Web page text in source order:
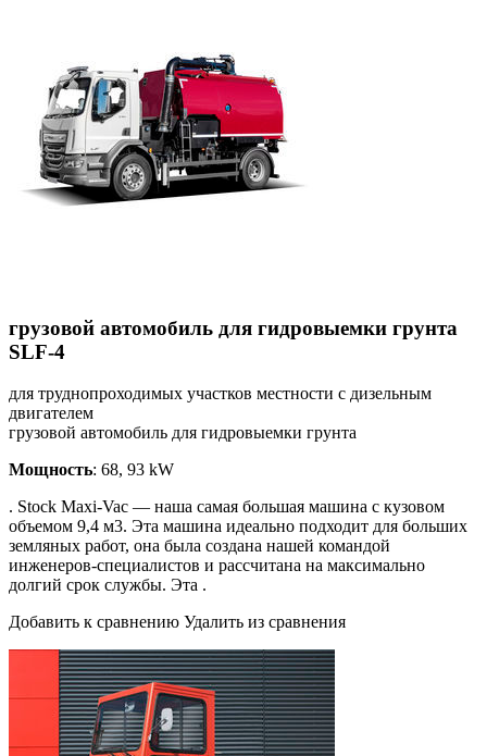
грузовой автомобиль для гидровыемки грунта
SLF-4
для труднопроходимых участков местности с дизельным
двигателем
грузовой автомобиль для гидровыемки грунта
Мощность: 68, 93 kW
. Stock Maxi-Vac — наша самая большая машина с кузовом
объемом 9,4 м3. Эта машина идеально подходит для больших
земляных работ, она была создана нашей командой
инженеров-специалистов и рассчитана на максимально
долгий срок службы. Эта .
Добавить к сравнению Удалить из сравнения